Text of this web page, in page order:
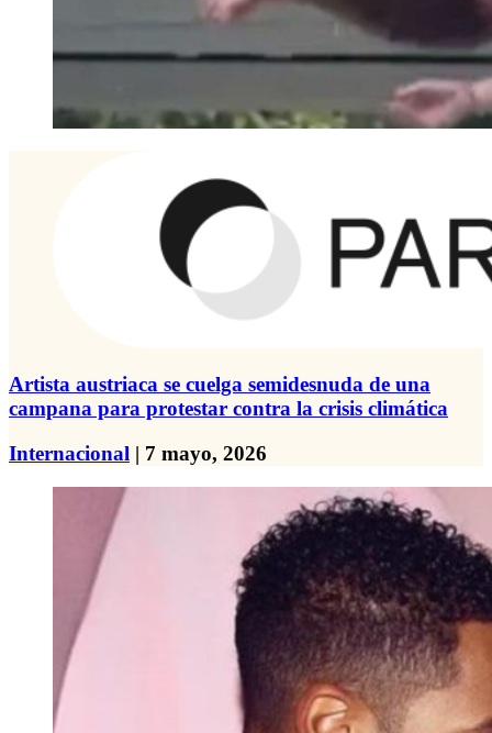
Artista austriaca se cuelga semidesnuda de una
campana para protestar contra la crisis climática
Internacional | 7 mayo, 2026